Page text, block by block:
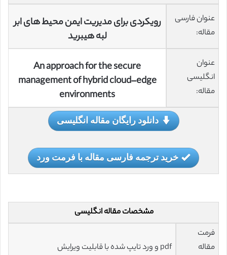
عنوان فارسی
مقاله:
رویکردی برای مدیریت ایمن محیط های ابر
لبه هیبرید
عنوان
انگلیسی
مقاله:
An approach for the secure
management of hybrid cloud–edge
environments
دانلود رایگان مقاله انگلیسی
خرید ترجمه فارسی مقاله با فرمت ورد
مشخصات مقاله انگلیسی
فرمت
مقاله
pdf و ورد تایپ شده با قابلیت ویرایش